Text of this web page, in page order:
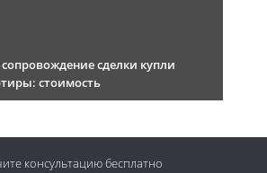
сделки купли
стоимость
консультациюбесплатно